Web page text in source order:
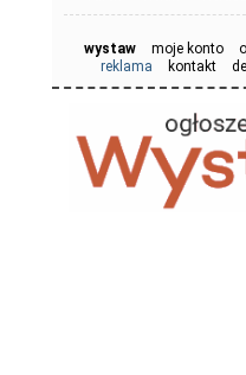
wystaw moje konto
reklama
kontakt